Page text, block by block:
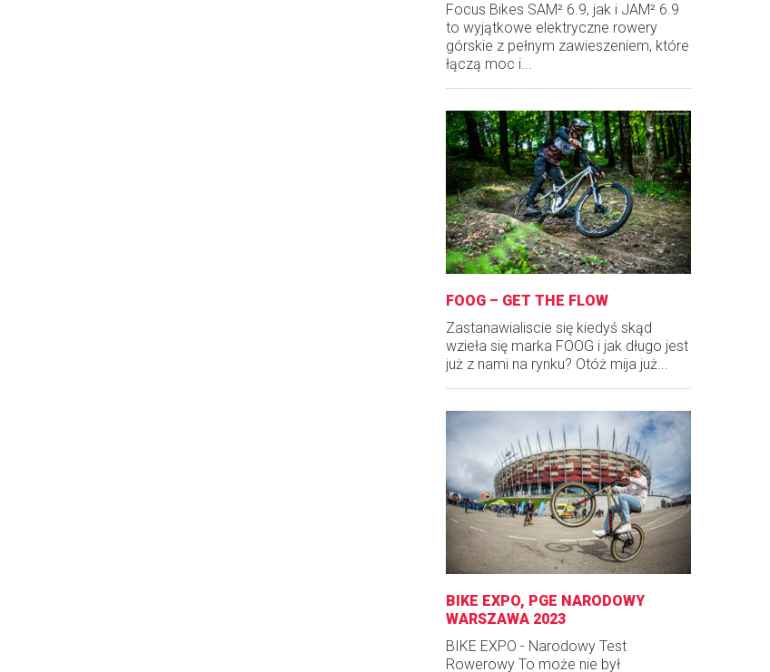
Focus Bikes SAM² 6.9, jak i JAM² 6.9
to wyjątkowe elektryczne rowery
górskie z pełnym zawieszeniem, które
łączą moc i...
FOOG – GET THE FLOW
Zastanawialiscie się kiedyś skąd
wzieła się marka FOOG i jak długo jest
już z nami na rynku? Otóż mija już...
BIKE EXPO, PGE NARODOWY
WARSZAWA 2023
BIKE EXPO - Narodowy Test
Rowerowy To może nie był